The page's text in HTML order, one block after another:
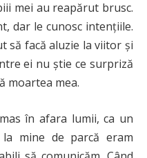
mei au reapărut brusc.
dar le cunosc intențiile.
să facă aluzie la viitor și
ei nu știe ce surpriză
moartea mea.
în afara lumii, ca un
mine de parcă eram